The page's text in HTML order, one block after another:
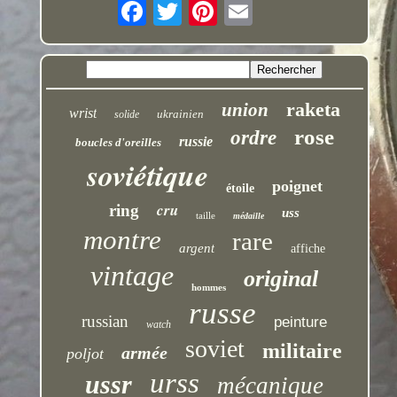
wrist solide ukrainien union raketa
boucles d'oreilles russie ordre rose
soviétique étoile poignet
ring cru taille médaille uss
montre argent rare affiche
vintage hommes original
russian watch russe peinture
poljot armée soviet militaire
ussr urss mécanique